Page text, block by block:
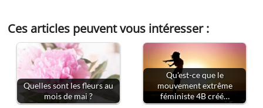
Ces articles peuvent vous intéresser :
Quelles sont les fleurs au
mois de mai ?
Qu'est-ce que le
mouvement extrême
féministe 4B créé…